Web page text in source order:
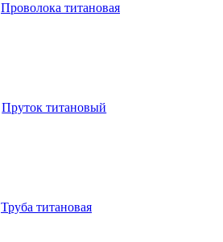
Проволока титановая
Пруток титановый
Труба титановая